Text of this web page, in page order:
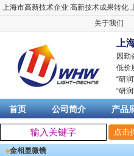
上海市高新技术企业 高新技术成果转化
关于我们
上
因勤
低价
“研润
“研润
首页 公司简介 产品
金相显微镜